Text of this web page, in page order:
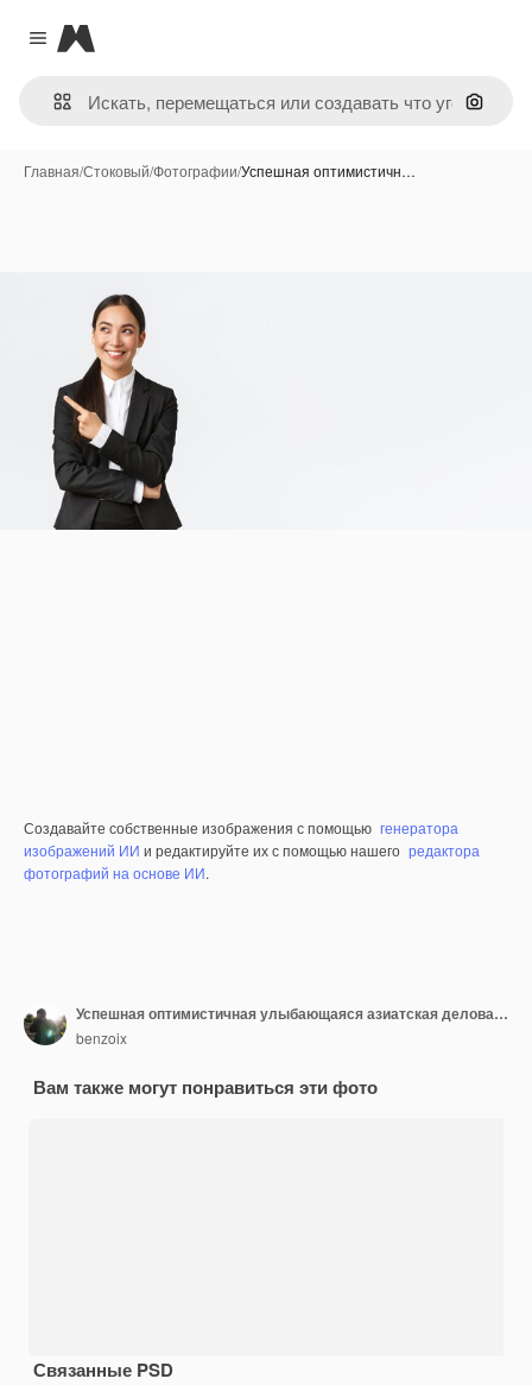
Close menu
Magnific
Поиск
Главная/Стоковый/Фотографии/Успешная оптимистичн…
Создавайте собственные изображения с помощью генератора
изображений ИИ и редактируйте их с помощью нашего редактора
фотографий на основе ИИ.
Успешная оптимистичная улыбающаяся азиатская деловая женщина-менеджер в костюме выглядит уверенно и указывает
benzoix
Вам также могут понравиться эти фото
Связанные PSD